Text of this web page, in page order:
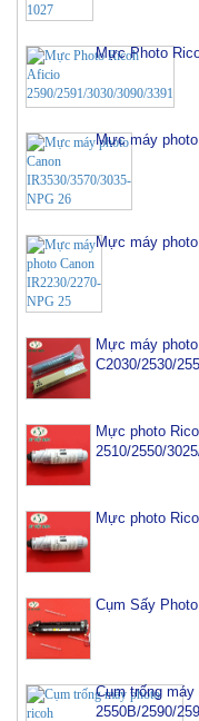
Mực Photo
Mực máy photo
Mực máy photo
Mực máy
C2030/2530/
Mực photo
2510/2550/
Mực photo
Cụm Sấy
Cụm trống máy
2550B/2590/